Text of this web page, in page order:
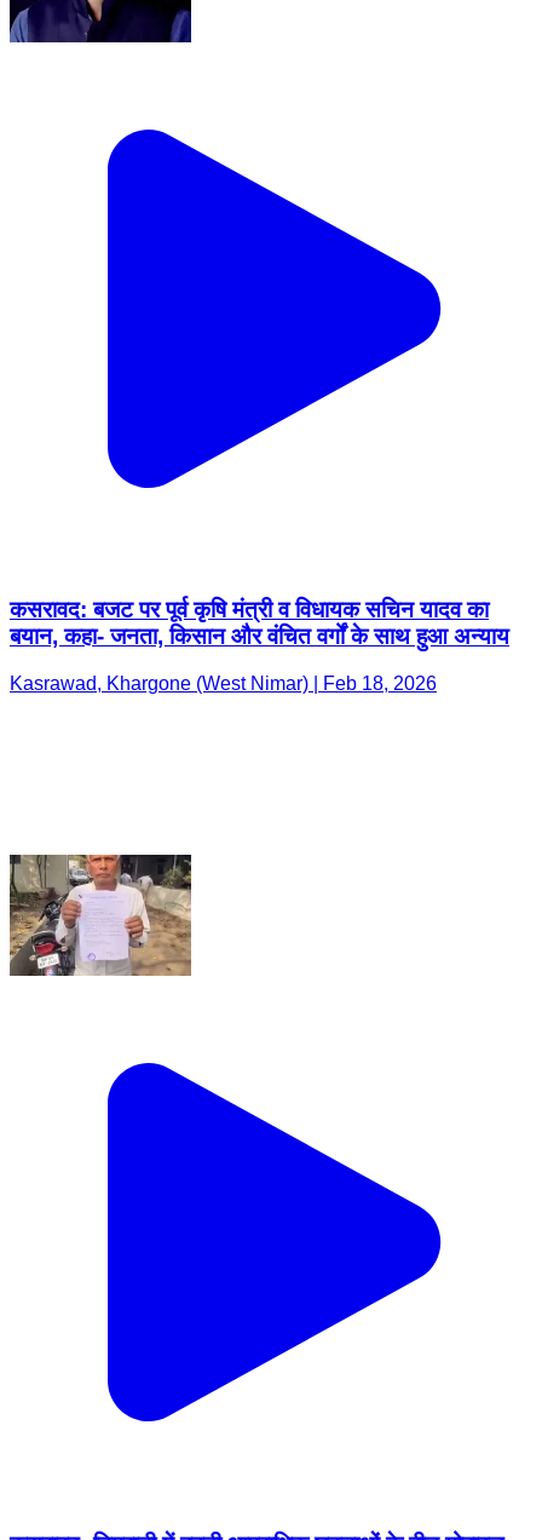
कसरावद: बजट पर पूर्व कृषि मंत्री व विधायक सचिन यादव का
बयान, कहा- जनता, किसान और वंचित वर्गों के साथ हुआ अन्याय
Kasrawad, Khargone (West Nimar) | Feb 18, 2026
कसरावद: निमरानी में बढ़ती आपराधिक घटनाओं के बीच मोबाइल